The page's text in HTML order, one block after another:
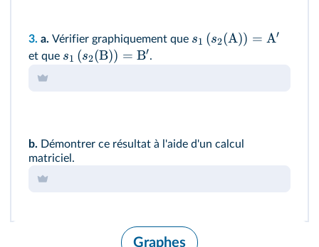
3. a. Vérifier graphiquement que s1 (s2(A)) = A′
et que s1 (s2(B)) = B′.
b. Démontrer ce résultat à l'aide d'un calcul
matriciel.
Graphes